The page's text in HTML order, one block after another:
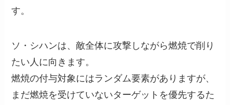
す。
ソ・シハンは、敵全体に攻撃しながら燃焼で削り
たい人に向きます。
燃焼の付与対象にはランダム要素がありますが、
まだ燃焼を受けていないターゲットを優先するた